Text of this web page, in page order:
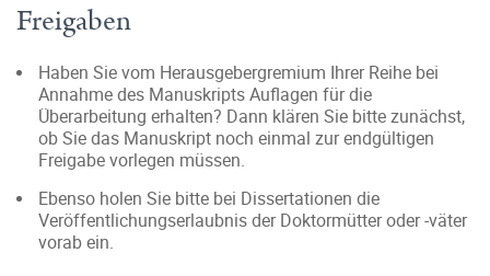
Freigaben
Haben Sie vom Herausgebergremium Ihrer Reihe bei
Annahme des Manuskripts Auflagen für die
Überarbeitung erhalten? Dann klären Sie bitte zunächst,
ob Sie das Manuskript noch einmal zur endgültigen
Freigabe vorlegen müssen.
Ebenso holen Sie bitte bei Dissertationen die
Veröffentlichungserlaubnis der Doktormütter oder -väter
vorab ein.